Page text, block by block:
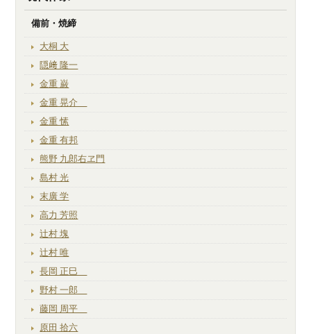
備前・焼締
大桐 大
隠﨑 隆一
金重 巌
金重 晃介
金重 愫
金重 有邦
熊野 九郎右ヱ門
島村 光
末廣 学
高力 芳照
辻村 塊
辻村 唯
長岡 正巳
野村 一郎
藤岡 周平
原田 拾六